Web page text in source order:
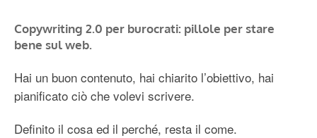
Copywriting 2.0 per burocrati: pillole per stare
bene sul web.
Hai un buon contenuto, hai chiarito l’obiettivo, hai
pianificato ciò che volevi scrivere.
Definito il cosa ed il perché, resta il come.